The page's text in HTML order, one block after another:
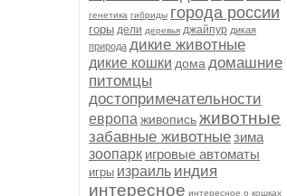
генетика гибриды города россии
горы дели деревья джайпур дикая
природа дикие животные
дикие кошки дома домашние
питомцы
достопримечательности
европа живописьживотные
забавные животныезима
зоопарк игровые автоматы
игры израиль индия
интересное интересное о кошках